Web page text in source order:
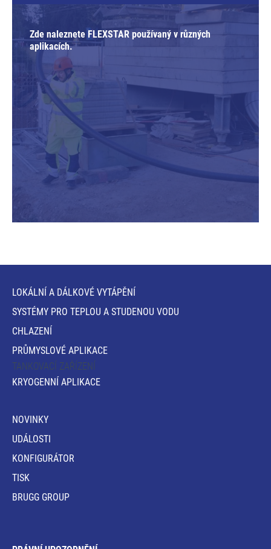
Zde naleznete FLEXSTAR používaný v různých
aplikacích.
LOKÁLNÍ A DÁLKOVÉ VYTÁPĚNÍ
SYSTÉMY PRO TEPLOU A STUDENOU VODU
CHLAZENÍ
PRŮMYSLOVÉ APLIKACE
TANKOVACÍ ZAŘÍZENÍ
KRYOGENNÍ APLIKACE
NOVINKY
UDÁLOSTI
KONFIGURÁTOR
TISK
BRUGG GROUP